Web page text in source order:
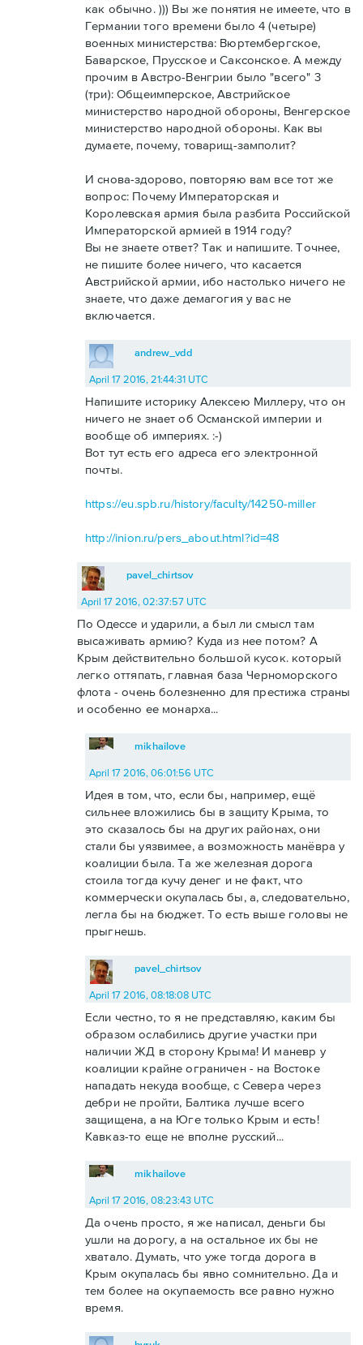
как обычно. ))) Вы же понятия не имеете, что в
Германии того времени было 4 (четыре)
военных министерства: Вюртембергское,
Баварское, Прусское и Саксонское. А между
прочим в Австро-Венгрии было "всего" 3
(три): Общеимперское, Австрийское
министерство народной обороны, Венгерское
министерство народной обороны. Как вы
думаете, почему, товарищ-замполит?
И снова-здорово, повторяю вам все тот же
вопрос: Почему Императорская и
Королевская армия была разбита Российской
Императорской армией в 1914 году?
Вы не знаете ответ? Так и напишите. Точнее,
не пишите более ничего, что касается
Австрийской армии, ибо настолько ничего не
знаете, что даже демагогия у вас не
включается.
andrew_vdd
April 17 2016, 21:44:31 UTC
Напишите историку Алексею Миллеру, что он
ничего не знает об Османской империи и
вообще об империях. :-)
Вот тут есть его адреса его электронной
почты.
https://eu.spb.ru/history/faculty/14250-miller
http://inion.ru/pers_about.html?id=48
pavel_chirtsov
April 17 2016, 02:37:57 UTC
По Одессе и ударили, а был ли смысл там
высаживать армию? Куда из нее потом? А
Крым действительно большой кусок. который
легко оттяпать, главная база Черноморского
флота - очень болезненно для престижа страны
и особенно ее монарха...
mikhailove
April 17 2016, 06:01:56 UTC
Идея в том, что, если бы, например, ещё
сильнее вложились бы в защиту Крыма, то
это сказалось бы на других районах, они
стали бы уязвимее, а возможность манёвра у
коалиции была. Та же железная дорога
стоила тогда кучу денег и не факт, что
коммерчески окупалась бы, а, следовательно,
легла бы на бюджет. То есть выше головы не
прыгнешь.
pavel_chirtsov
April 17 2016, 08:18:08 UTC
Если честно, то я не представляю, каким бы
образом ослабились другие участки при
наличии ЖД в сторону Крыма! И маневр у
коалиции крайне ограничен - на Востоке
нападать некуда вообще, с Севера через
дебри не пройти, Балтика лучше всего
защищена, а на Юге только Крым и есть!
Кавказ-то еще не вполне русский...
mikhailove
April 17 2016, 08:23:43 UTC
Да очень просто, я же написал, деньги бы
ушли на дорогу, а на остальное их бы не
хватало. Думать, что уже тогда дорога в
Крым окупалась бы явно сомнительно. Да и
тем более на окупаемость все равно нужно
время.